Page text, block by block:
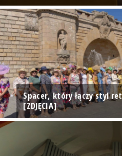
Spacer, który łączy styl
[ZDJĘCIA]